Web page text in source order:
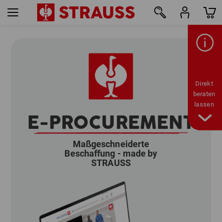
E-PROCUREMENT
Maßgeschneiderte
Beschaffung - made by
STRAUSS
Direkt
beraten
lassen